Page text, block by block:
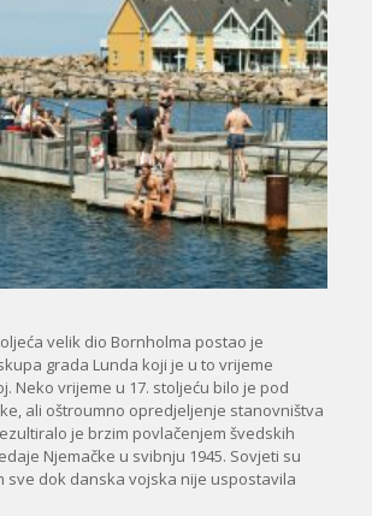
velik dio Bornholma postao je
grada Lunda koji je u to vrijeme
Neko vrijeme u 17. stoljeću bilo je pod
ali oštroumno opredjeljenje stanovništva
je brzim povlačenjem švedskih
Njemačke u svibnju 1945. Sovjeti su
sve dok danska vojska nije uspostavila